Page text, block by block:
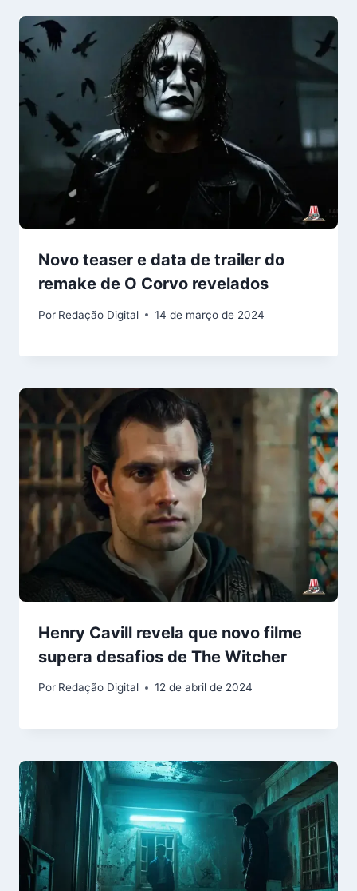
Novo teaser e data de trailer do
remake de O Corvo revelados
Por Redação Digital 14 de março de 2024
Henry Cavill revela que novo filme
supera desafios de The Witcher
Por Redação Digital 12 de abril de 2024